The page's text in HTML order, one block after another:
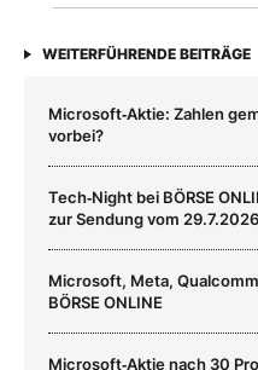
WEITERFÜHRENDE BEITRÄGE
Microsoft‑Aktie: Zahlen
vorbei?
Tech‑Night bei BÖRSE
zur Sendung vom 29.7.2026
Microsoft, Meta,
BÖRSE ONLINE
Microsoft‑Aktie nach 30